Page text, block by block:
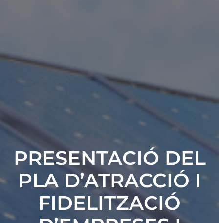
PRESENTACIÓ DEL
PLA D’ATRACCIÓ I
FIDELITZACIÓ